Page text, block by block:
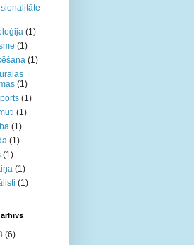
(1)
(1)
(1)
(1)
(1)
(1)
(1)
(1)
(1)
(1)
(1)
(6)